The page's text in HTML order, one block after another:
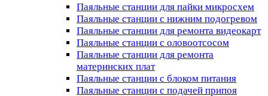
Паяльные станции для пайки микросхем
Паяльные станции с нижним подогревом
Паяльные станции для ремонта видеокарт
Паяльные станции с оловоотсосом
Паяльные станции для ремонта
материнских плат
Паяльные станции с блоком питания
Паяльные станции с подачей припоя